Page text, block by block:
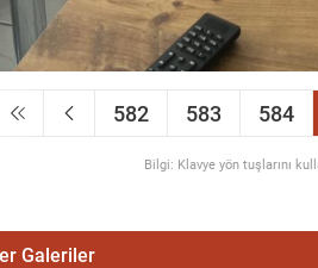
582 583 584
Bilgi: Klavye yön tuşlarını
Galeriler